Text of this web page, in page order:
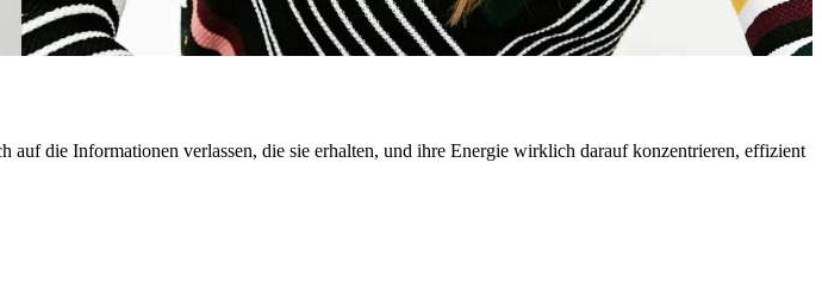
die Informationen verlassen, die sie erhalten, und ihre Energie wirklich darauf konzentrieren, effizient